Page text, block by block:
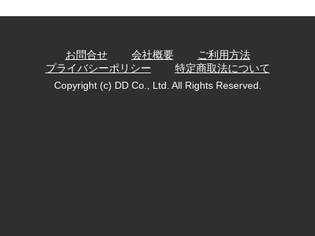
お問合せ 会社概要
ご利用方法
プライバシーポリシー
特定商取法について
Copyright (c) DD Co., Ltd. All Rights Reserved.